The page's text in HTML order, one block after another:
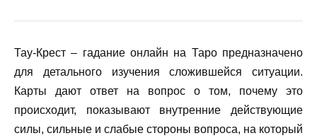
Тау-Крест – гадание онлайн на Таро предназначено
для детального изучения сложившейся ситуации.
Карты дают ответ на вопрос о том, почему это
происходит, показывают внутренние действующие
силы, сильные и слабые стороны вопроса, на который